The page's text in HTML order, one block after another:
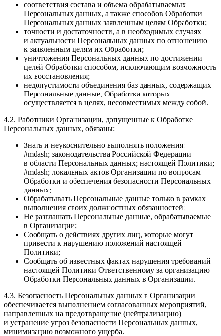
соответствия состава и объема обрабатываемых
Персональных данных, а также способов Обработки
Персональных данных заявленным целям Обработки;
точности и достаточности, а в необходимых случаях
и актуальности Персональных данных по отношению
к заявленным целям их Обработки;
уничтожения Персональных данных по достижении
целей Обработки способом, исключающим возможность
их восстановления;
недопустимости объединения баз данных, содержащих
Персональные данные, Обработка которых
осуществляется в целях, несовместимых между собой.
4.2. Работники Организации, допущенные к Обработке
Персональных данных, обязаны:
Знать и неукоснительно выполнять положения:
#mdash; законодательства Российской Федерации
в области Персональных данных; настоящей Политики;
#mdash; локальных актов Организации по вопросам
Обработки и обеспечения безопасности Персональных
данных;
Обрабатывать Персональные данные только в рамках
выполнения своих должностных обязанностей;
Не разглашать Персональные данные, обрабатываемые
в Организации;
Сообщать о действиях других лиц, которые могут
привести к нарушению положений настоящей
Политики;
Сообщать об известных фактах нарушения требований
настоящей Политики Ответственному за организацию
Обработки Персональных данных в Организации.
4.3. Безопасность Персональных данных в Организации
обеспечивается выполнением согласованных мероприятий,
направленных на предотвращение (нейтрализацию)
и устранение угроз безопасности Персональных данных,
минимизацию возможного ущерба.